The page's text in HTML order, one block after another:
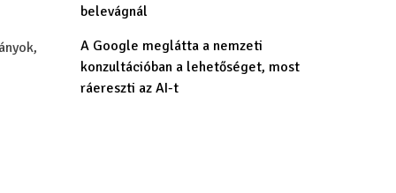
belevágnál
A Google meglátta a nemzeti
konzultációban a lehetőséget, most
ráereszti az AI-t